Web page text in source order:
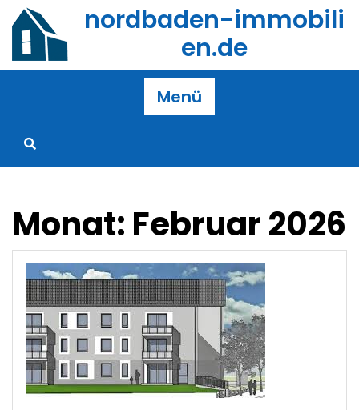
Zum
Inhalt
springen
nordbaden-immobili
en.de
Menü
Monat: Februar 2026